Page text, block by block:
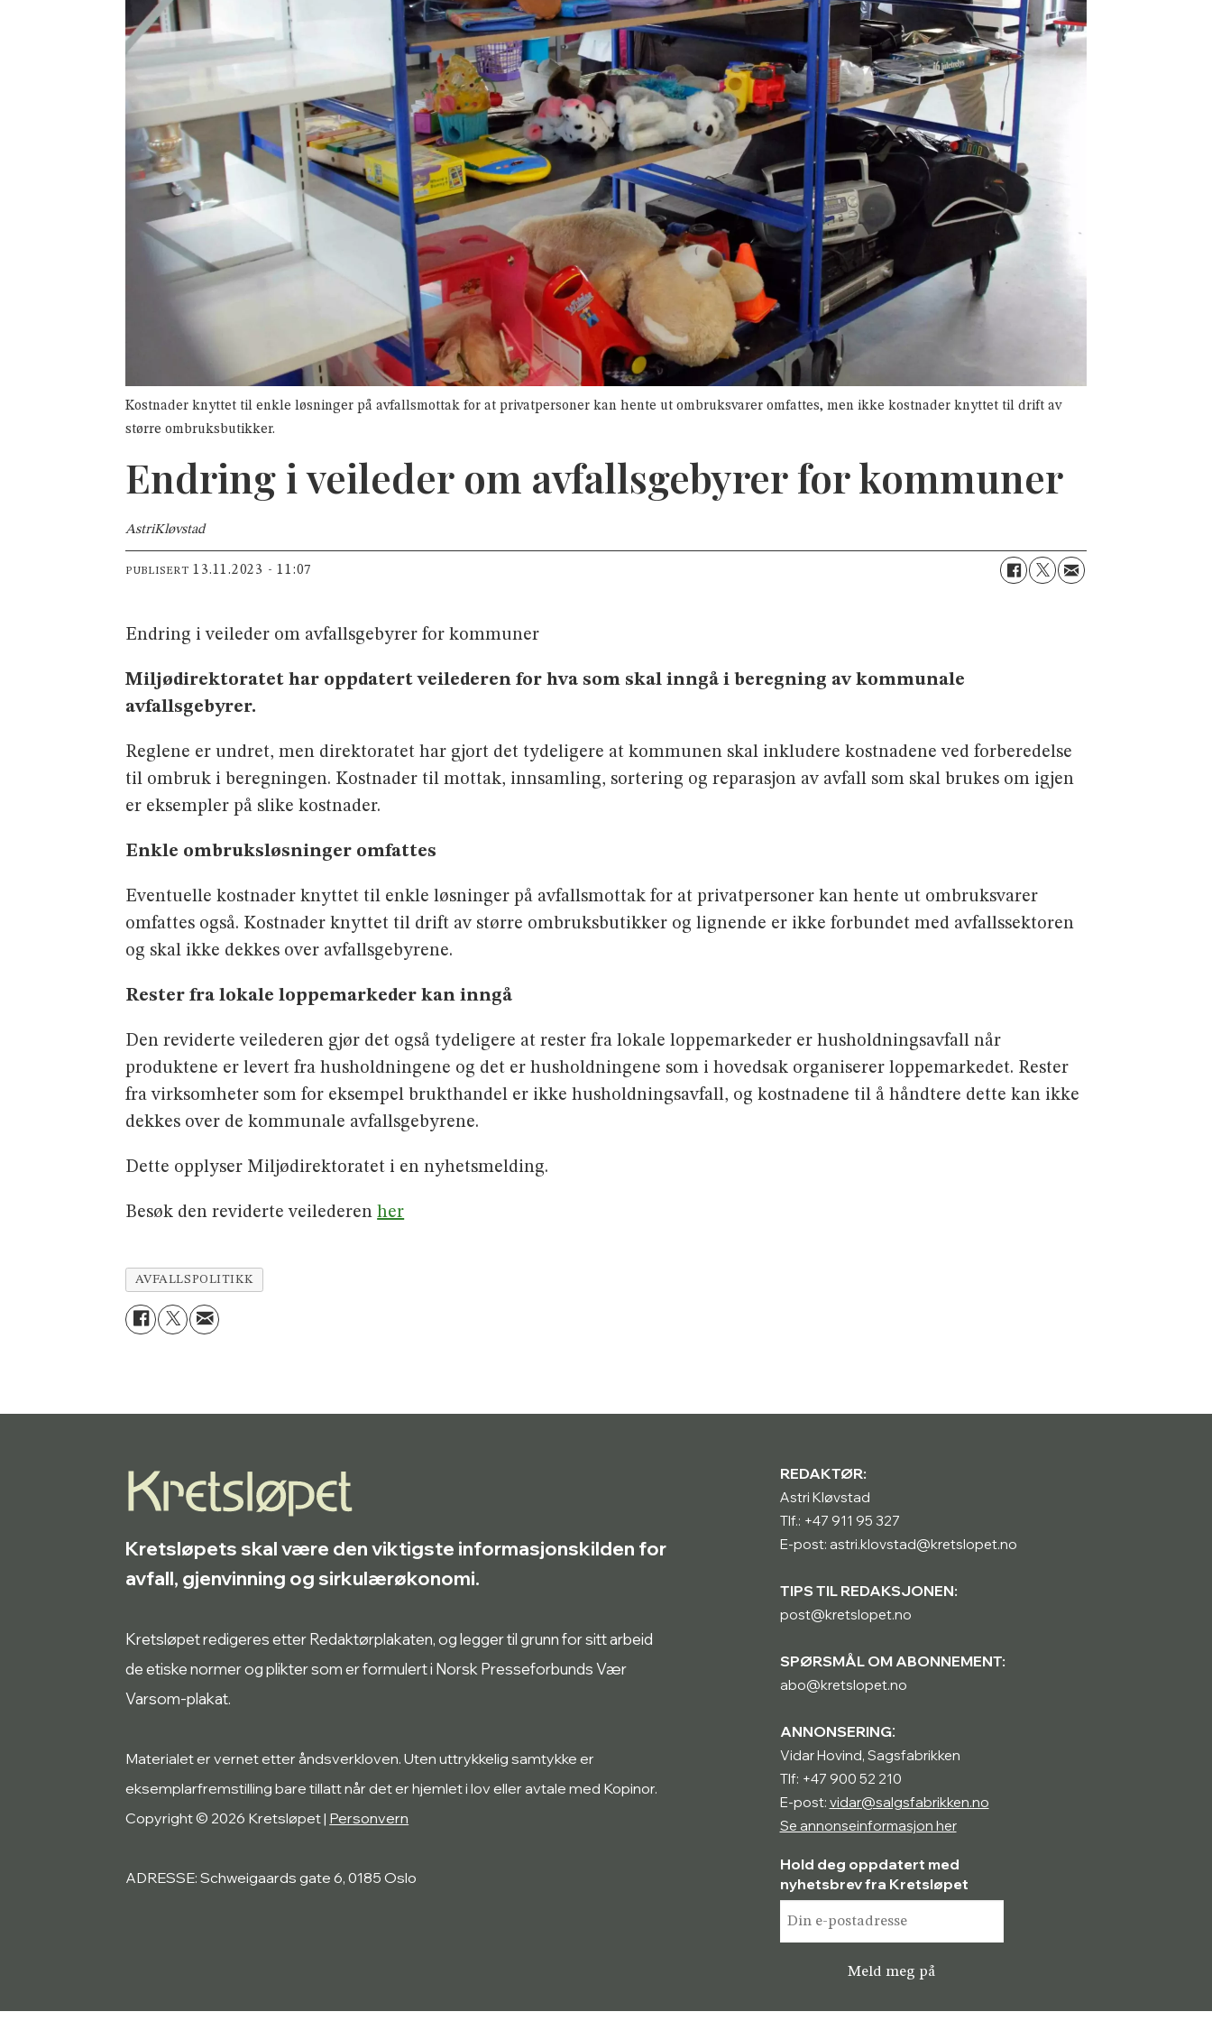
Kostnader knyttet til enkle løsninger på avfallsmottak for at privatpersoner kan hente ut ombruksvarer omfattes, men ikke kostnader knyttet til drift av
større ombruksbutikker.
Endring i veileder om avfallsgebyrer for kommuner
AstriKløvstad
PUBLISERT 13.11.2023 - 11:07
Endring i veileder om avfallsgebyrer for kommuner
Miljødirektoratet har oppdatert veilederen for hva som skal inngå i beregning av kommunale
avfallsgebyrer.
Reglene er undret, men direktoratet har gjort det tydeligere at kommunen skal inkludere kostnadene ved forberedelse
til ombruk i beregningen. Kostnader til mottak, innsamling, sortering og reparasjon av avfall som skal brukes om igjen
er eksempler på slike kostnader.
Enkle ombruksløsninger omfattes
Eventuelle kostnader knyttet til enkle løsninger på avfallsmottak for at privatpersoner kan hente ut ombruksvarer
omfattes også. Kostnader knyttet til drift av større ombruksbutikker og lignende er ikke forbundet med avfallssektoren
og skal ikke dekkes over avfallsgebyrene.
Rester fra lokale loppemarkeder kan inngå
Den reviderte veilederen gjør det også tydeligere at rester fra lokale loppemarkeder er husholdningsavfall når
produktene er levert fra husholdningene og det er husholdningene som i hovedsak organiserer loppemarkedet. Rester
fra virksomheter som for eksempel brukthandel er ikke husholdningsavfall, og kostnadene til å håndtere dette kan ikke
dekkes over de kommunale avfallsgebyrene.
Dette opplyser Miljødirektoratet i en nyhetsmelding.
Besøk den reviderte veilederenher
AVFALLSPOLITIKK
Kretsløpets skal være den viktigste informasjonskilden for
avfall, gjenvinning og sirkulærøkonomi.
Kretsløpet redigeres etter Redaktørplakaten, og legger til grunn for sitt arbeid
de etiske normer og plikter som er formulert i Norsk Presseforbunds Vær
Varsom-plakat.
Materialet er vernet etter åndsverkloven. Uten uttrykkelig samtykke er
eksemplarfremstilling bare tillatt når det er hjemlet i lov eller avtale med Kopinor.
Copyright © 2026 Kretsløpet | Personvern
ADRESSE: Schweigaards gate 6, 0185 Oslo
REDAKTØR:
Astri Kløvstad
Tlf.: +47 911 95 327
E-post: astri.klovstad@kretslopet.no
TIPS TIL REDAKSJONEN:
post@kretslopet.no
SPØRSMÅL OM ABONNEMENT:
abo@kretslopet.no
ANNONSERING:
Vidar Hovind, Sagsfabrikken
Tlf: +47 900 52 210
E-post: vidar@salgsfabrikken.no
Se annonseinformasjon her
Hold deg oppdatert med
nyhetsbrev fra Kretsløpet